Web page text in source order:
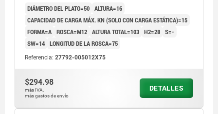
DIÁMETRO DEL PLATO=50 ALTURA=16
CAPACIDAD DE CARGA MÁX. KN (SOLO CON CARGA ESTÁTICA)=15
FORMA=A ROSCA=M12 ALTURA TOTAL=103 H2=28 S=-
SW=14 LONGITUD DE LA ROSCA=75
Referencia: 27792-005012X75
$294.98
más IVA.
más gastos de envío
DETALLES